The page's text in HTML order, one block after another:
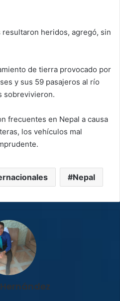
heridos, agregó, sin
de tierra provocado por
y sus 59 pasajeros al río
sobrevivieron.
frecuentes en Nepal a causa
los vehículos mal
Nepal